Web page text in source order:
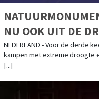
NU OOK UIT DE
NEDERLAND - Voor de derde
kampen met extreme droogte
[...]